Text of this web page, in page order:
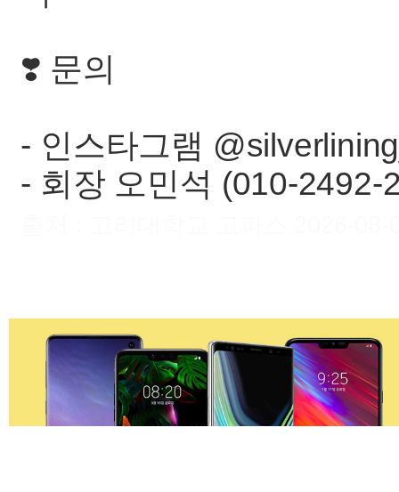
❣️ 문의
- 인스타그램
- 회장 오민석 (010-2492-